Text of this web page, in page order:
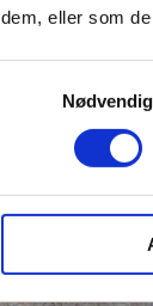
dem, eller som
Nødvendig